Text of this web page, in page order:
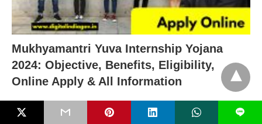
Mukhyamantri Yuva Internship Yojana
2024: Objective, Benefits, Eligibility,
Online Apply & All Information
L